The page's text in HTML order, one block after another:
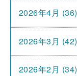
2026年4月 (36)
2026年3月 (42)
2026年2月 (34)